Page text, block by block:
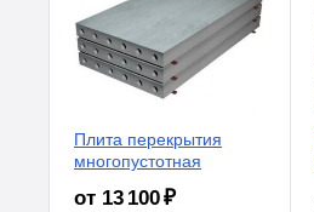
Плита перекрытия
многопустотная
от 13 100 ₽